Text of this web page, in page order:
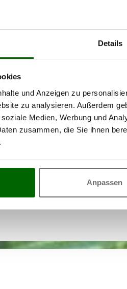
Details
und Anzeigen zu
zu analysieren. Außerdem
Medien, Werbung und
zusammen, die Sie ihnen
Anpassen